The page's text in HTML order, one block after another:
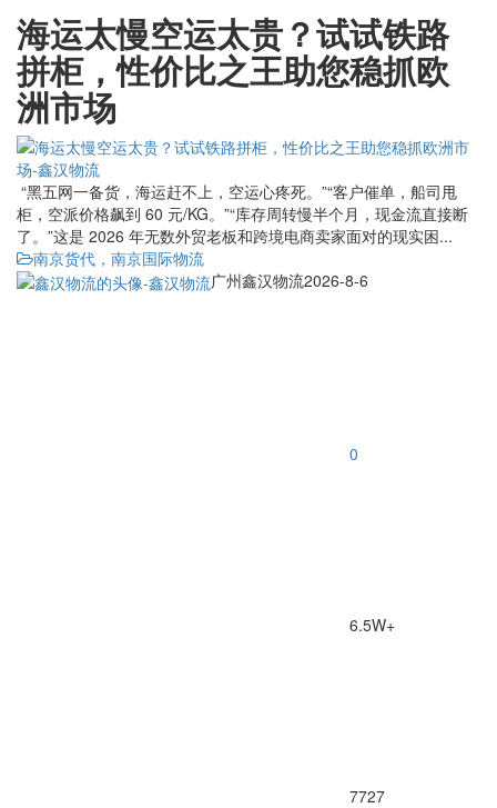
海运太慢空运太贵？试试铁路
拼柜，性价比之王助您稳抓欧
洲市场
“黑五网一备货，海运赶不上，空运心疼死。”“客户催单，船司甩
柜，空派价格飙到 60 元/KG。”“库存周转慢半个月，现金流直接断
了。”这是 2026 年无数外贸老板和跨境电商卖家面对的现实困...
南京货代，南京国际物流
广州鑫汉物流2026-8-6
0
6.5W+
7727